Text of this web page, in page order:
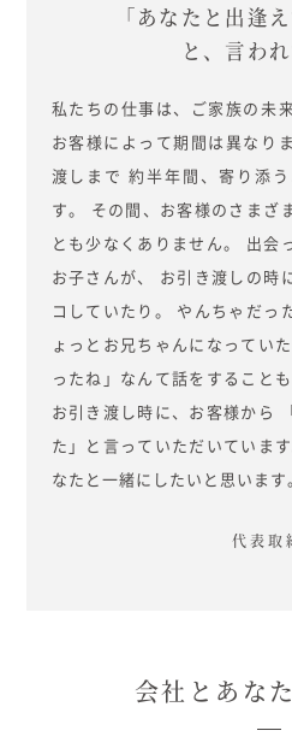
ニュース
イベ
オーナー
資料
お問い
お電話での
お問い合わ
せ
「あなたと出逢
と、言われ
私たちの仕事は、ご家族の未
お客様によって期間は異なり
渡しまで 約半年間、寄り添
す。
その間、お客様のさまざ
とも少なくありません。
出会
お子さんが、
お引き渡しの時
コしていたり。
やんちゃだっ
ょっとお兄ちゃんになっていた
ったね」なんて話をすること
お引き渡し時に、お客様から
た」と言っていただいています
なたと一緒にしたいと思います。
代表取
会社とあな